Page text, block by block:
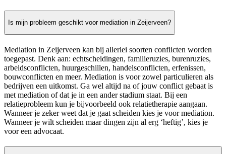
Is mijn probleem geschikt voor mediation in Zeijerveen?
Mediation in Zeijerveen kan bij allerlei soorten conflicten worden
toegepast. Denk aan: echtscheidingen, familieruzies, burenruzies,
arbeidsconflicten, huurgeschillen, handelsconflicten, erfenissen,
bouwconflicten en meer. Mediation is voor zowel particulieren als
bedrijven een uitkomst. Ga wel altijd na of jouw conflict gebaat is
met mediation of dat je in een ander stadium staat. Bij een
relatieprobleem kun je bijvoorbeeld ook relatietherapie aangaan.
Wanneer je zeker weet dat je gaat scheiden kies je voor mediation.
Wanneer je wilt scheiden maar dingen zijn al erg ‘heftig’, kies je
voor een advocaat.